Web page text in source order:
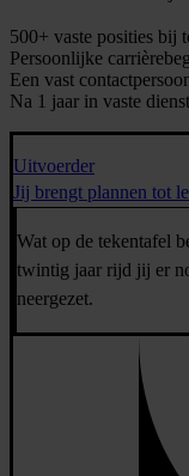
500+ vaste posities bij
Persoonlijke
Een vast
Na 1 jaar in vaste dienst
Uitvoerder
Jij brengt plannen tot
Wat op de tekentafel
twintig jaar rijd jij er
neergezet.